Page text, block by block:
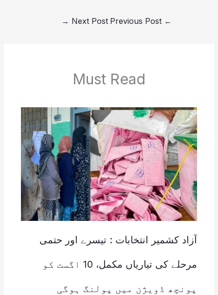
←
Next Post
→
Must Read
آزاد کشمیر انتخابات : تیسرے اور حتمی
مرحلے کی تیاریاں مکمل، 10 اگست کو
پونچھ ڈویژن میں پولنگ ہوگی